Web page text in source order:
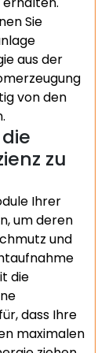
Sie
aus der
von den
zu
Ihrer
um deren
und
die
dass Ihre
maximalen